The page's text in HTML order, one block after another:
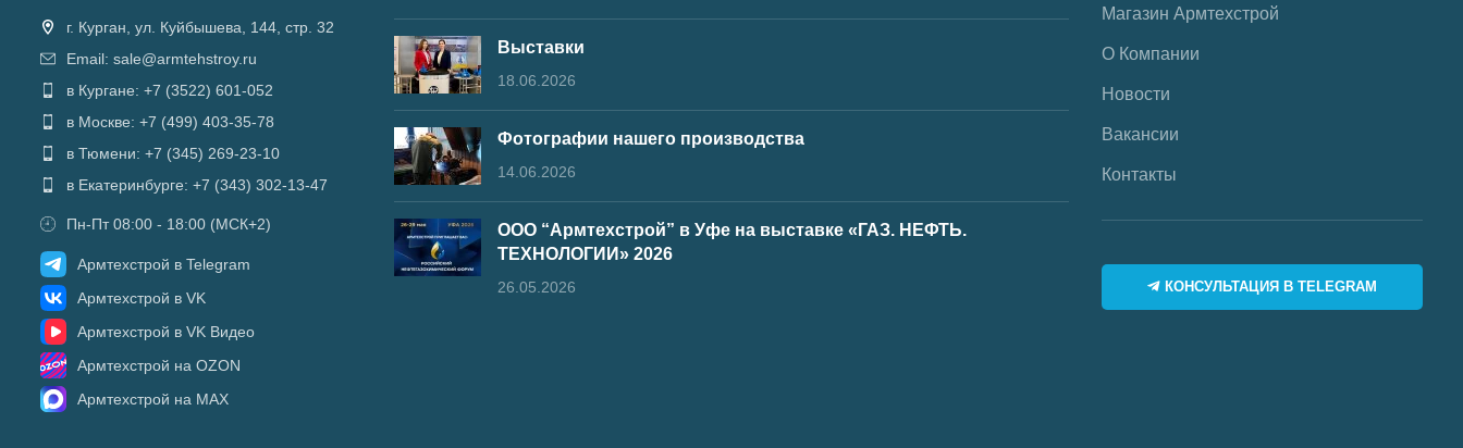
г. Курган, ул. Куйбышева, 144, стр. 32
Email: sale@armtehstroy.ru
в Кургане: +7 (3522) 601-052
в Москве: +7 (499) 403-35-78
в Тюмени: +7 (345) 269-23-10
в Екатеринбурге: +7 (343) 302-13-47
Пн-Пт 08:00 - 18:00 (МСК+2)
Армтехстрой в Telegram
Армтехстрой в VK
Армтехстрой в VK Видео
Армтехстрой на OZON
Армтехстрой на MAX
Выставки
18.06.2026
Фотографии нашего производства
14.06.2026
ООО “Армтехстрой” в Уфе на выставке «ГАЗ. НЕФТЬ.
ТЕХНОЛОГИИ» 2026
26.05.2026
Магазин Армтехстрой
О Компании
Новости
Вакансии
Контакты
КОНСУЛЬТАЦИЯ В TELEGRAM